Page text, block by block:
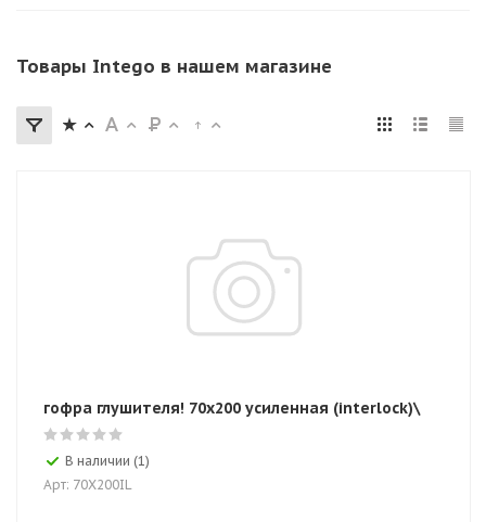
Товары Intego в нашем магазине
гофра глушителя! 70x200 усиленная (interlock)\
В наличии (1)
Арт: 70X200IL